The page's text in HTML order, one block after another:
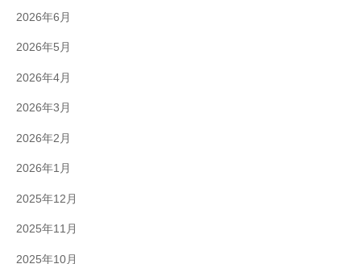
2026年6月
2026年5月
2026年4月
2026年3月
2026年2月
2026年1月
2025年12月
2025年11月
2025年10月